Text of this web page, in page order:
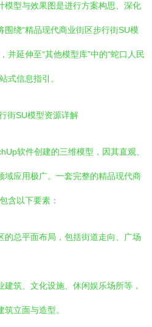
模型与效果图是进行方案构思、深化
绕“精品现代商业街区步行街SU模
并延伸至“其他模型库”中的“蛇口人民
式信息指引。
街SU模型资源详解
软件创建的三维模型，因其直观、
域应用极广。一套完整的精品现代商
含以下要素：
的总平面布局，包括街道走向、广场
建筑、文化设施、休闲娱乐场所等，
立面与造型。